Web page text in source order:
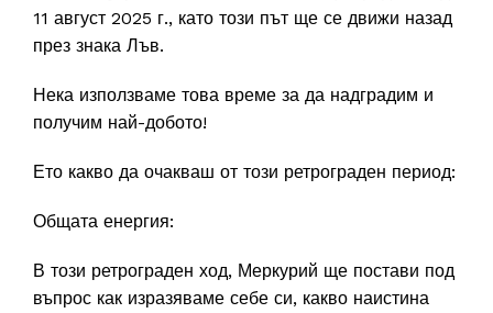
11 август 2025 г., като този път ще се движи назад
през знака Лъв.
Нека използваме това време за да надградим и
получим най-добото!
Ето какво да очакваш от този ретрограден период:
Общата енергия:
В този ретрограден ход, Меркурий ще постави под
въпрос как изразяваме себе си, какво наистина